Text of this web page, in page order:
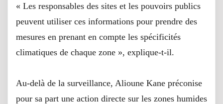
« Les responsables des sites et les pouvoirs publics
peuvent utiliser ces informations pour prendre des
mesures en prenant en compte les spécificités
climatiques de chaque zone », explique-t-il.
Au-delà de la surveillance, Alioune Kane préconise
pour sa part une action directe sur les zones humides